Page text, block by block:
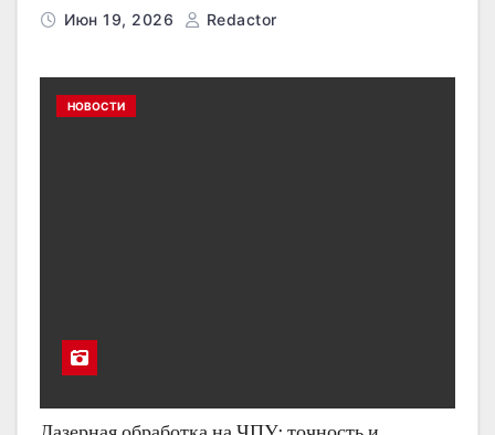
Июн 19, 2026 Redactor
НОВОСТИ